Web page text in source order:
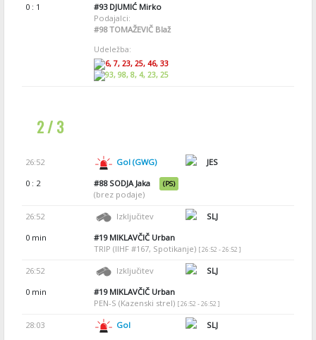
0 : 1
#93DJUMIĆ Mirko
Podajalci:
#98TOMAŽEVIČ Blaž
Udeležba:
6, 7, 23, 25, 46, 33
93, 98, 8, 4, 23, 25
2 / 3
26:52 Gol (GWG)
JES
0 : 2
#88SODJA Jaka (PS)
(brez podaje)
26:52 Izključitev
SLJ
0 min
#19MIKLAVČIČ Urban
TRIP (IIHF #167, Spotikanje) [ 26:52 - 26:52 ]
26:52 Izključitev
SLJ
0 min
#19MIKLAVČIČ Urban
PEN-S (Kazenski strel) [ 26:52 - 26:52 ]
28:03 Gol
SLJ